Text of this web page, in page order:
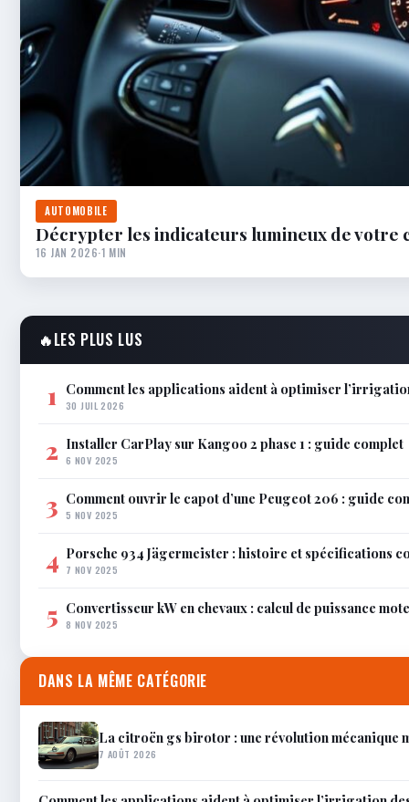
AUTOMOBILE
Décrypter les indicateurs lumineux de votre
16 JAN 2026·1 MIN
🔥LES PLUS LUS
1 Comment les applications aident à optimiser
30 JUIL 2026
2 Installer CarPlay sur Kangoo 2 phase 1 : guide complet
6 NOV 2025
3 Comment ouvrir le capot d’une Peugeot 206 : guide
5 NOV 2025
4 Porsche 934 Jägermeister : histoire et spécifications
7 NOV 2025
5 Convertisseur kW en chevaux : calcul de puissance
8 NOV 2025
DANS LA MÊME CATÉGORIE
La citroën gs birotor : une révolution mécanique
7 AOÛT 2026